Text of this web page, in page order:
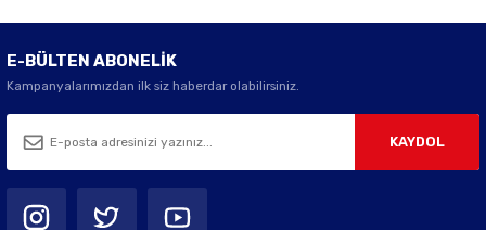
E-BÜLTEN ABONELİK
Kampanyalarımızdan ilk siz haberdar olabilirsiniz.
KAYDOL